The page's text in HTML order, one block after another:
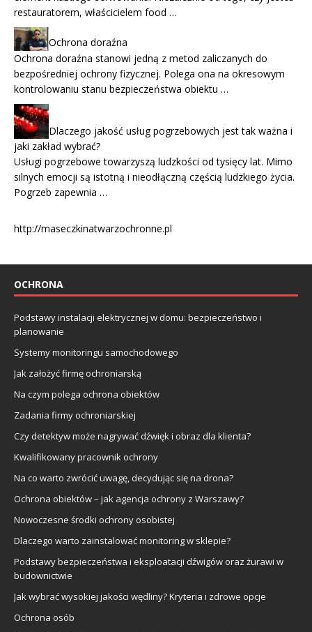
restauratorem, właścicielem food …
Ochrona doraźna
Ochrona doraźna stanowi jedną z metod zaliczanych do
bezpośredniej ochrony fizycznej. Polega ona na okresowym
kontrolowaniu stanu bezpieczeństwa obiektu …
Dlaczego jakość usług pogrzebowych jest tak ważna i
jaki zakład wybrać?
Usługi pogrzebowe towarzyszą ludzkości od tysięcy lat. Mimo
silnych emocji są istotną i nieodłączną częścią ludzkiego życia.
Pogrzeb zapewnia …
http://maseczkinatwarzochronne.pl
OCHRONA
Podstawy instalacji elektrycznej w domu: bezpieczeństwo i
planowanie
Systemy monitoringu samochodowego
Jak założyć firmę ochroniarską
Na czym polega ochrona obiektów
Zadania firmy ochroniarskiej
Czy detektyw może nagrywać dźwięk i obraz dla klienta?
Kwalifikowany pracownik ochrony
Na co warto zwrócić uwagę, decydując się na drona?
Ochrona obiektów – jak agencja ochrony z Warszawy?
Nowoczesne środki ochrony osobistej
Dlaczego warto zainstalować monitoring w sklepie?
Podstawy bezpieczeństwa i eksploatacji dźwigów oraz żurawi w
budownictwie
Jak wybrać wysokiej jakości wędliny? Kryteria i zdrowe opcje
Ochrona osób